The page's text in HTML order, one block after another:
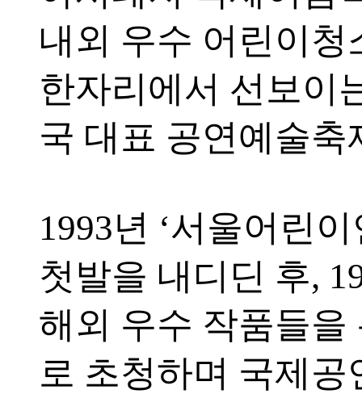
내외 우수 어린이청
한자리에서 선보이
국 대표 공연예술축
1993년 ‘서울어린
첫발을 내디딘 후,
해외 우수 작품들을
로 초청하며 국제공